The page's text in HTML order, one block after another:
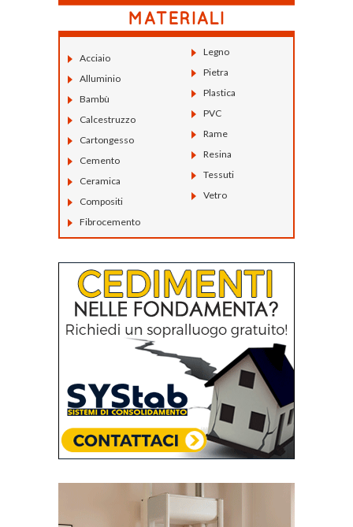
Acciaio
Alluminio
Bambù
Calcestruzzo
Cartongesso
Cemento
Ceramica
Compositi
Fibrocemento
Legno
Pietra
Plastica
PVC
Rame
Resina
Tessuti
Vetro